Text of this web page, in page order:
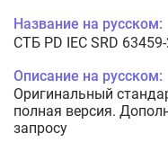
Название на русском:
СТБ PD IEC SRD
Описание на русском:
Оригинальный
полная версия.
запросу